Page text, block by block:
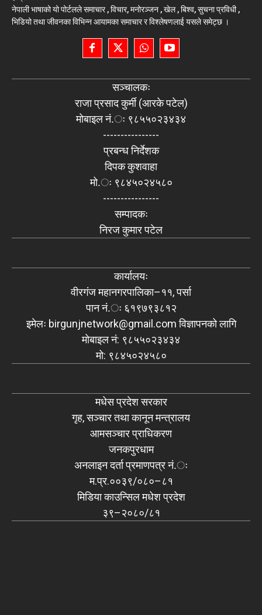
नेपाली भाषाको यो पोर्टलले समाचार , विचार, मनोरञ्जन , खेल , बिश्व, सुचना प्रविधी ,
भिडियो तथा जीवनका विभिन्न आयामका समाचार र विश्लेषणलाई यसले समेट्छ ।
सञ्चालकः
राजा प्रसाद कुर्मी (आरके पटेल)
मोबाइल नं.ः ९८५५०२३४३४
----------------
प्रबन्ध निर्देशक
दिपक कुशवाहा
मो.ः ९८४५०२४५८०
----------------
सम्पादकः
निरज कुमार पटेल
कार्यालयः
वीरगंज महानगरपालिका–११, पर्सा
पान नं.ः ६१९७९३८१२
इमेलः birgunjnetwork@gmail.comविज्ञापनको लागि
मोबाइल नं: ९८५५०२३४३४
मो: ९८४५०२४५८०
मधेस प्रदेश सरकार
गृह, सञ्चार तथा कानून मन्त्रालय
आमसञ्चार प्राधिकरण
जनकपुरधाम
अनलाइन दर्ता प्रमाणपत्र नं.ः
म.प्र.००३९/०८०–८१
मिडिया काउन्सिल मधेश प्रदेश
३९–२०८०/८१